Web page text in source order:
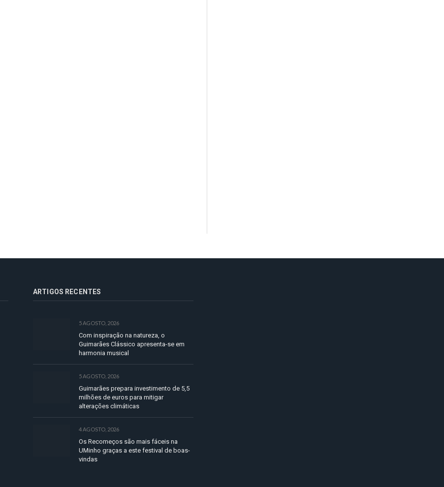
ARTIGOS RECENTES
5 AGOSTO, 2026
Com inspiração na natureza, o
Guimarães Clássico apresenta-se em
harmonia musical
5 AGOSTO, 2026
Guimarães prepara investimento de 5,5
milhões de euros para mitigar
alterações climáticas
4 AGOSTO, 2026
Os Recomeços são mais fáceis na
UMinho graças a este festival de boas-
vindas